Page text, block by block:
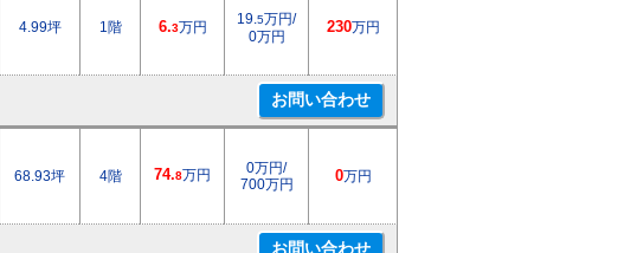
4.99坪 1階 6.3万円 19.5万円/
0万円
230万円
68.93坪 4階 74.8万円
0万円/
700万円
0万円